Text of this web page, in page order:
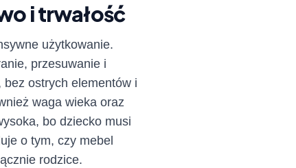
i trwałość
użytkowanie.
przesuwanie i
bez ostrych elementów i
waga wieka oraz
bo dziecko musi
o tym, czy mebel
rodzice.